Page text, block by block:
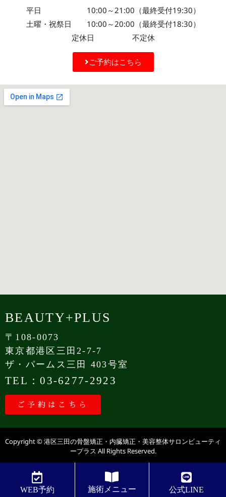
平日 10:00～21:00（最終受付19:30）
土曜・祝祭日 10:00～20:00（最終受付18:30）
定休日 不定休
ご予約はこちら
BEAUTY+PLUS
〒108-0073
東京都港区三田2-7-7
ザ・パームス三田 403号室
TEL：03-6277-2923
ご予約はこちら
Copyright © 港区三田の骨盤矯正・内臓矯正・美容整体サロンビューティ
ープラス All Rights Reserved.
WEB予約 施術メニュー 公式LINE